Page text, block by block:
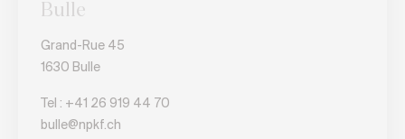
Bulle
Grand-Rue 45
1630 Bulle
Tel : +41 26 919 44 70
bulle@npkf.ch